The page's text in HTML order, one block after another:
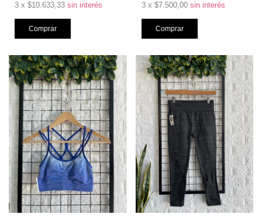
3 x $10.633,33 sin interés 3 x $7.500,00 sin interés